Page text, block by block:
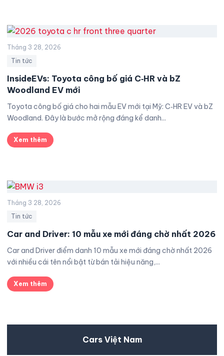
Tháng 3 28, 2026
Tin tức
InsideEVs: Toyota công bố giá C‑HR và bZ
Woodland EV mới
Toyota công bố giá cho hai mẫu EV mới tại Mỹ: C‑HR EV và bZ
Woodland. Đây là bước mở rộng đáng kể danh...
Xem thêm
Tháng 3 28, 2026
Tin tức
Car and Driver: 10 mẫu xe mới đáng chờ nhất 2026
Car and Driver điểm danh 10 mẫu xe mới đáng chờ nhất 2026
với nhiều cái tên nổi bật từ bán tải hiệu năng,...
Xem thêm
Cars Việt Nam